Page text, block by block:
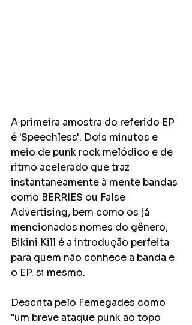
A primeira amostra do referido EP
é 'Speechless'. Dois minutos e
meio de punk rock melódico e de
ritmo acelerado que traz
instantaneamente à mente bandas
como BERRIES ou False
Advertising, bem como os já
mencionados nomes do gênero,
Bikini Kill é a introdução perfeita
para quem não conhece a banda e
o EP. si mesmo.
Descrita pelo Femegades como
"um breve ataque punk ao topo